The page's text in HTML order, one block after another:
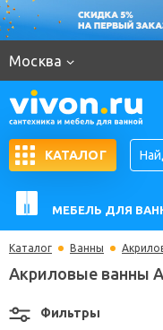
Москва
КАТАЛОГ
МЕБЕЛЬ ДЛЯ
Каталог Ванны
Акриловые ванны
Фильтры